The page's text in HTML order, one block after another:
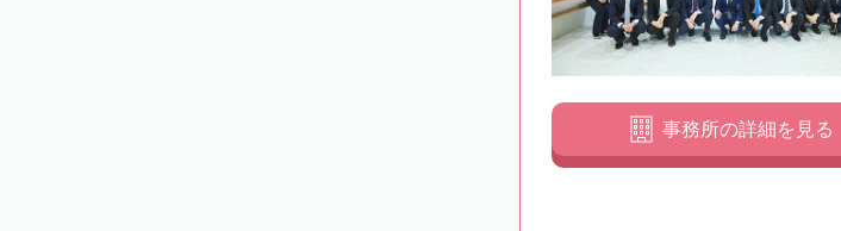
事務所の詳細を見る